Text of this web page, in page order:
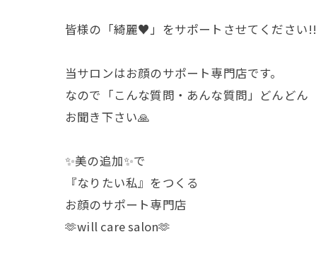
皆様の「綺麗♥️」をサポートさせてください!!
当サロンはお顔のサポート専門店です。
なので「こんな質問・あんな質問」どんどん
お聞き下さい🙏
✨美の追加✨で
『なりたい私』をつくる
お顔のサポート専門店
🫶will care salon🫶